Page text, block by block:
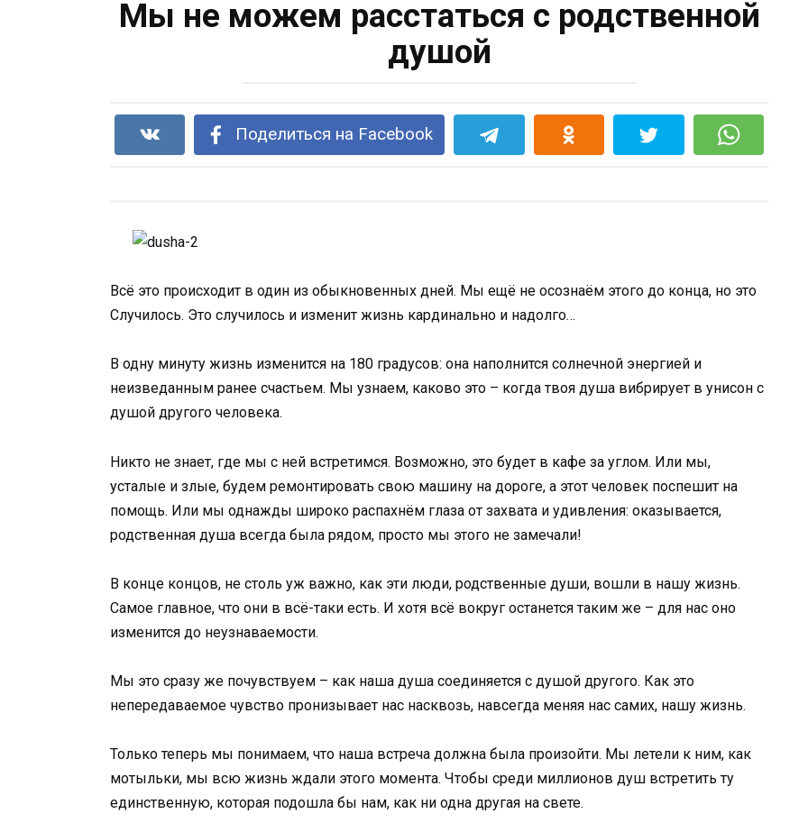
Мы не можем расстаться с родственной
душой
Поделиться на Facebook
Всё это происходит в один из обыкновенных дней. Мы ещё не осознаём этого до конца, но это
Случилось. Это случилось и изменит жизнь кардинально и надолго…
В одну минуту жизнь изменится на 180 градусов: она наполнится солнечной энергией и
неизведанным ранее счастьем. Мы узнаем, каково это – когда твоя душа вибрирует в унисон с
душой другого человека.
Никто не знает, где мы с ней встретимся. Возможно, это будет в кафе за углом. Или мы,
усталые и злые, будем ремонтировать свою машину на дороге, а этот человек поспешит на
помощь. Или мы однажды широко распахнём глаза от захвата и удивления: оказывается,
родственная душа всегда была рядом, просто мы этого не замечали!
В конце концов, не столь уж важно, как эти люди, родственные души, вошли в нашу жизнь.
Самое главное, что они в всё-таки есть. И хотя всё вокруг останется таким же – для нас оно
изменится до неузнаваемости.
Мы это сразу же почувствуем – как наша душа соединяется с душой другого. Как это
непередаваемое чувство пронизывает нас насквозь, навсегда меняя нас самих, нашу жизнь.
Только теперь мы понимаем, что наша встреча должна была произойти. Мы летели к ним, как
мотыльки, мы всю жизнь ждали этого момента. Чтобы среди миллионов душ встретить ту
единственную, которая подошла бы нам, как ни одна другая на свете.